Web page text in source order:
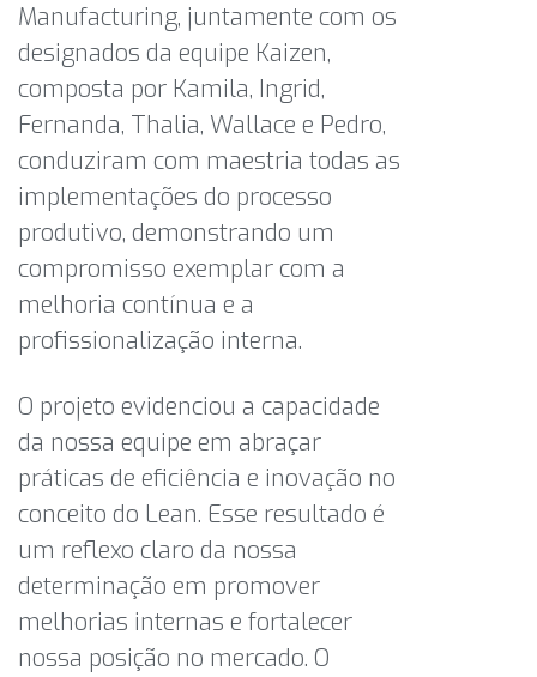
Manufacturing, juntamente com os
designados da equipe Kaizen,
composta por Kamila, Ingrid,
Fernanda, Thalia, Wallace e Pedro,
conduziram com maestria todas as
implementações do processo
produtivo, demonstrando um
compromisso exemplar com a
melhoria contínua e a
profissionalização interna.
O projeto evidenciou a capacidade
da nossa equipe em abraçar
práticas de eficiência e inovação no
conceito do Lean. Esse resultado é
um reflexo claro da nossa
determinação em promover
melhorias internas e fortalecer
nossa posição no mercado. O